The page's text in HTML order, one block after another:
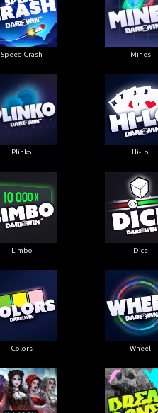
Speed Crash Mines
Plinko Hi-Lo
Limbo Dice
Colors Wheel